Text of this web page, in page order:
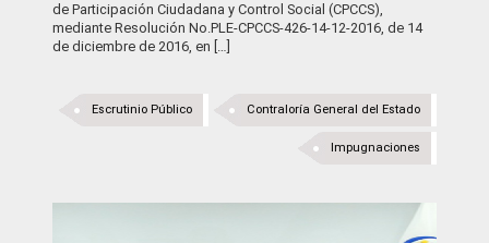
de Participación Ciudadana y Control Social (CPCCS),
mediante Resolución No.PLE-CPCCS-426-14-12-2016, de 14
de diciembre de 2016, en […]
Contraloría General del Estado
Escrutinio Público
Impugnaciones